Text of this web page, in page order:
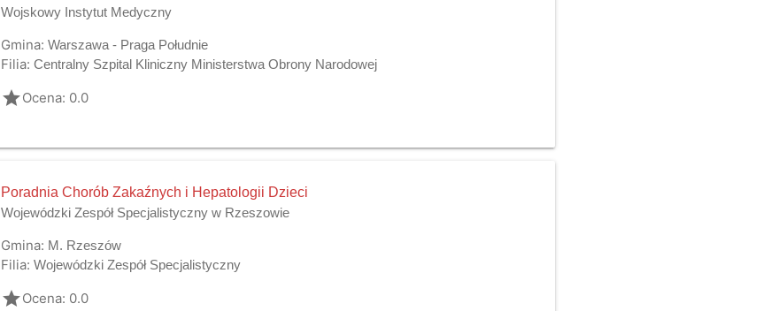
Wojskowy Instytut Medyczny
Gmina: Warszawa - Praga Południe
Filia: Centralny Szpital Kliniczny Ministerstwa Obrony Narodowej
gradeOcena: 0.0
Poradnia Chorób Zakaźnych i Hepatologii Dzieci
Wojewódzki Zespół Specjalistyczny w Rzeszowie
Gmina: M. Rzeszów
Filia: Wojewódzki Zespół Specjalistyczny
gradeOcena: 0.0